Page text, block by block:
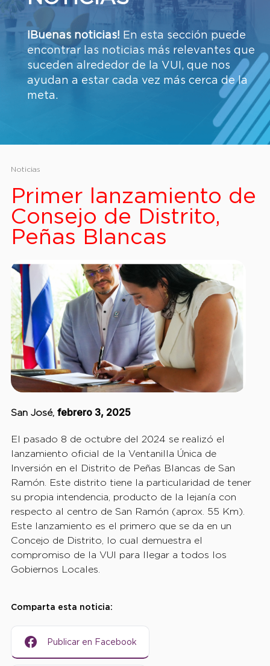
¡Buenas noticias! En esta sección puede
encontrar las noticias más relevantes que
suceden alrededor de la VUI, que nos
ayudan a estar cada vez más cerca de la
meta.
Noticias
Primer lanzamiento de
Consejo de Distrito,
Peñas Blancas
San José, febrero 3, 2025
El pasado 8 de octubre del 2024 se realizó el
lanzamiento oficial de la Ventanilla Única de
Inversión en el Distrito de Peñas Blancas de San
Ramón. Este distrito tiene la particularidad de tener
su propia intendencia, producto de la lejanía con
respecto al centro de San Ramón (aprox. 55 Km).
Este lanzamiento es el primero que se da en un
Concejo de Distrito, lo cual demuestra el
compromiso de la VUI para llegar a todos los
Gobiernos Locales.
Comparta esta noticia:
Publicar en Facebook